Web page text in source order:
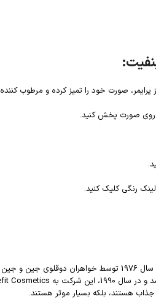
پرایمر، صورت خود را تمیز کرده و
روی صورت پخش کنید.
رنگی کلیک کنید.
تأسیس شد.